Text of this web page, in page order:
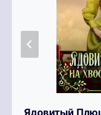
Ядовитый